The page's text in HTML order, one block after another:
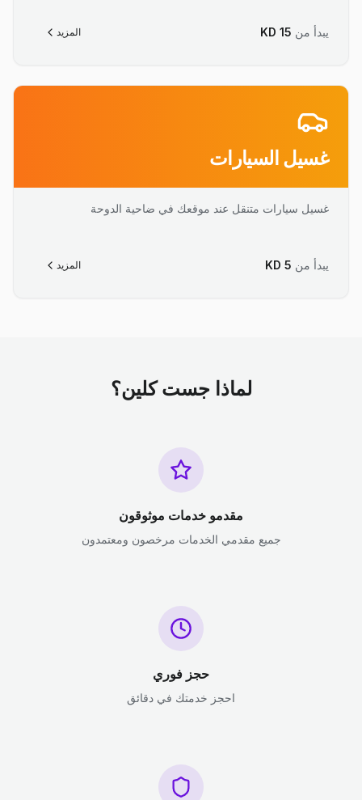
يبدأ من KD 15 المزيد
غسيل السيارات
غسيل سيارات متنقل عند موقعك في ضاحية الدوحة
يبدأ من KD 5 المزيد
لماذا جست كلين؟
مقدمو خدمات موثوقون
جميع مقدمي الخدمات مرخصون ومعتمدون
حجز فوري
احجز خدمتك في دقائق